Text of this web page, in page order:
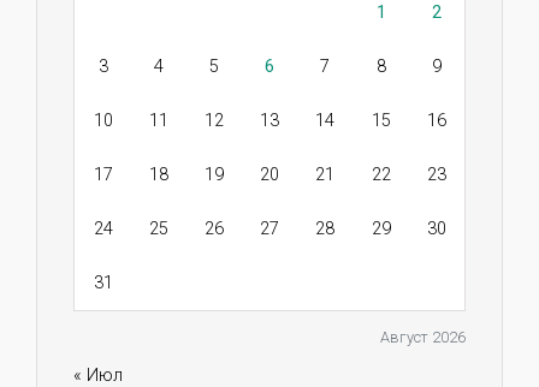
Август 2026
1 2
3 4 5 6 7 8 9
10 11 12 13 14 15 16
17 18 19 20 21 22 23
24 25 26 27 28 29 30
31
« Июл